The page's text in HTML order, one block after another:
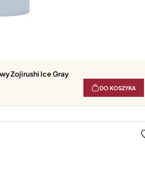
Zojirushi Ice Gray
DO KOSZYKA